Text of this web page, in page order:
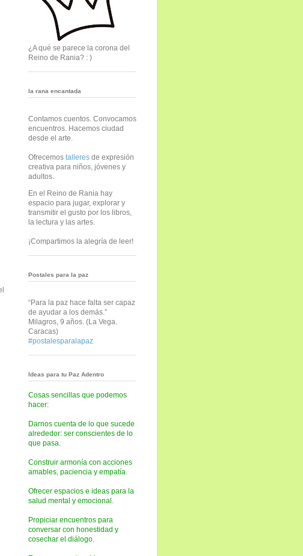
¿A qué se parece la corona del
Reino de Rania? : )
la rana encantada
Contamos cuentos. Convocamos
encuentros. Hacemos ciudad
desde el arte.
Ofrecemos talleres de expresión
creativa para niños, jóvenes y
adultos.
En el Reino de Rania hay
espacio para jugar, explorar y
transmitir el gusto por los libros,
la lectura y las artes.
¡Compartimos la alegría de leer!
Postales para la paz
“Para la paz hace falta ser capaz
de ayudar a los demás.”
Milagros, 9 años. (La Vega.
Caracas)
#postalesparalapaz
Ideas para tu Paz Adentro
Cosas sencillas que podemos
hacer:
Darnos cuenta de lo que sucede
alrededor: ser conscientes de lo
que pasa.
Construir armonía con acciones
amables, paciencia y empatía.
Ofrecer espacios e ideas para la
salud mental y emocional.
Propiciar encuentros para
conversar con honestidad y
cosechar el diálogo.